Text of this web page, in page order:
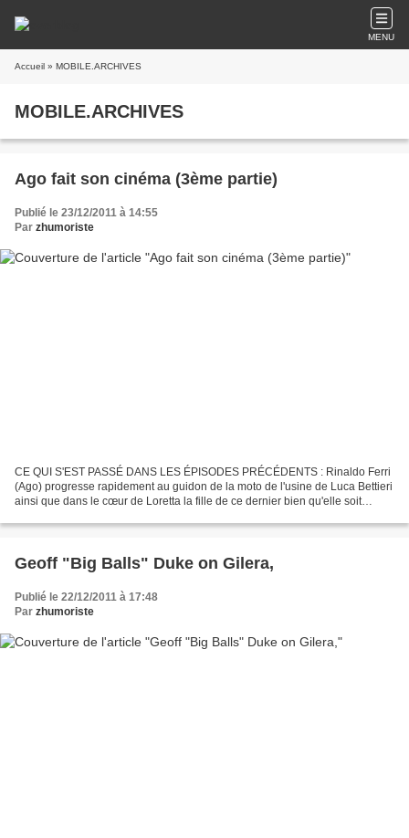
MENU
Accueil » MOBILE.ARCHIVES
MOBILE.ARCHIVES
Ago fait son cinéma (3ème partie)
Publié le 23/12/2011 à 14:55
Par zhumoriste
CE QUI S'EST PASSÉ DANS LES ÉPISODES PRÉCÉDENTS : Rinaldo Ferri
(Ago) progresse rapidement au guidon de la moto de l'usine de Luca Bettieri
ainsi que dans le cœur de Loretta la fille de ce dernier bien qu'elle soit
Geoff "Big Balls" Duke on Gilera,
Publié le 22/12/2011 à 17:48
Par zhumoriste